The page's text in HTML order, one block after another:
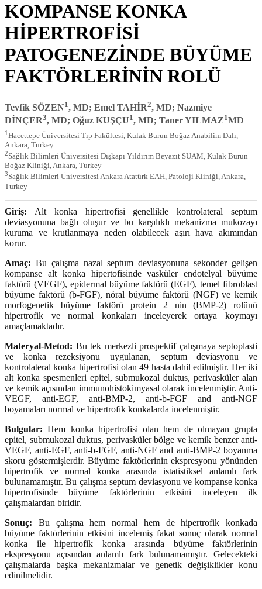
KOMPANSE KONKA
HİPERTROFİSİ
PATOGENEZİNDE BÜYÜME
FAKTÖRLERİNİN ROLÜ
Tevfik SÖZEN1, MD; Emel TAHİR2, MD; Nazmiye
DİNÇER3, MD; Oğuz KUŞÇU1, MD; Taner YILMAZ1MD
1Hacettepe Üniversitesi Tıp Fakültesi, Kulak Burun Boğaz Anabilim Dalı,
Ankara, Turkey
2Sağlık Bilimleri Üniversitesi Dışkapı Yıldırım Beyazıt SUAM, Kulak Burun
Boğaz Kliniği, Ankara, Turkey
3Sağlık Bilimleri Üniversitesi Ankara Atatürk EAH, Patoloji Kliniği, Ankara,
Turkey
Giriş: Alt konka hipertrofisi genellikle kontrolateral septum
deviasyonuna bağlı oluşur ve bu karşılıklı mekanizma mukozayı
kuruma ve krutlanmaya neden olabilecek aşırı hava akımından
korur.
Amaç: Bu çalışma nazal septum deviasyonuna sekonder gelişen
kompanse alt konka hipertofisinde vasküler endotelyal büyüme
faktörü (VEGF), epidermal büyüme faktörü (EGF), temel fibroblast
büyüme faktörü (b-FGF), nöral büyüme faktörü (NGF) ve kemik
morfogenetik büyüme faktörü protein 2 nin (BMP-2) rolünü
hipertrofik ve normal konkaları inceleyerek ortaya koymayı
amaçlamaktadır.
Materyal-Metod: Bu tek merkezli prospektif çalışmaya septoplasti
ve konka rezeksiyonu uygulanan, septum deviasyonu ve
kontrolateral konka hipertrofisi olan 49 hasta dahil edilmiştir. Her iki
alt konka spesmenleri epitel, submukozal duktus, perivasküler alan
ve kemik açısından immunohistokimyasal olarak incelenmiştir. Anti-
VEGF, anti-EGF, anti-BMP-2, anti-b-FGF and anti-NGF
boyamaları normal ve hipertrofik konkalarda incelenmiştir.
Bulgular: Hem konka hipertrofisi olan hem de olmayan grupta
epitel, submukozal duktus, perivasküler bölge ve kemik benzer anti-
VEGF, anti-EGF, anti-b-FGF, anti-NGF and anti-BMP-2 boyanma
skoru göstermişlerdir. Büyüme faktörlerinin ekspresyonu yönünden
hipertrofik ve normal konka arasında istatistiksel anlamlı fark
bulunamamıştır. Bu çalışma septum deviasyonu ve kompanse konka
hipertrofisinde büyüme faktörlerinin etkisini inceleyen ilk
çalışmalardan biridir.
Sonuç: Bu çalışma hem normal hem de hipertrofik konkada
büyüme faktörlerinin etkisini incelemiş fakat sonuç olarak normal
konka ile hipertrofik konka arasında büyüme faktörlerinin
ekspresyonu açısından anlamlı fark bulunamamıştır. Gelecekteki
çalışmalarda başka mekanizmalar ve genetik değişiklikler konu
edinilmelidir.